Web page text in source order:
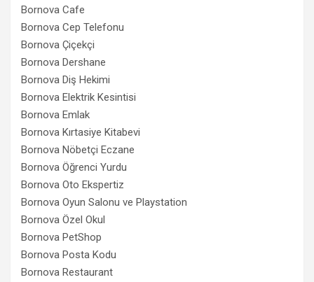
Bornova Cafe
Bornova Cep Telefonu
Bornova Çiçekçi
Bornova Dershane
Bornova Diş Hekimi
Bornova Elektrik Kesintisi
Bornova Emlak
Bornova Kırtasiye Kitabevi
Bornova Nöbetçi Eczane
Bornova Öğrenci Yurdu
Bornova Oto Ekspertiz
Bornova Oyun Salonu ve Playstation
Bornova Özel Okul
Bornova PetShop
Bornova Posta Kodu
Bornova Restaurant